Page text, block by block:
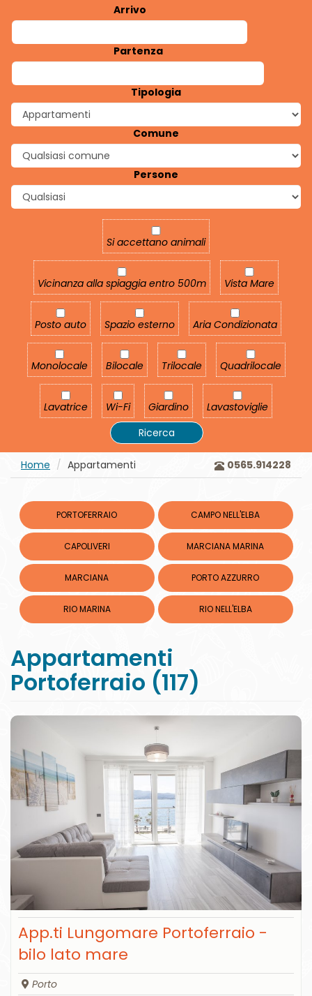
Arrivo
Partenza
Tipologia
Comune
Persone
Si accettano animali
Si accettano animali
Vicinanza alla spiaggia entro 500m
Vicinanza alla spiaggia entro 500m
Vista Mare
Vista Mare
Posto auto
Posto auto
Spazio esterno
Spazio esterno
Aria Condizionata
Aria Condizionata
Monolocale
Monolocale
Bilocale
Bilocale
Trilocale
Trilocale
Quadrilocale
Quadrilocale
Lavatrice
Lavatrice
Wi-Fi
Wi-Fi
Giardino
Giardino
Lavastoviglie
Lavastoviglie
Ricerca
Home Appartamenti 0565.914228
PORTOFERRAIO CAMPO NELL'ELBA
CAPOLIVERI MARCIANA MARINA
MARCIANA PORTO AZZURRO
RIO MARINA RIO NELL'ELBA
Appartamenti
Portoferraio (117)
App.ti Lungomare Portoferraio -
bilo lato mare
Porto